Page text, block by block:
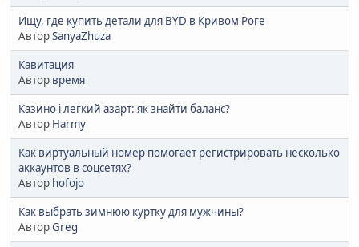
Ищу, где купить детали для BYD в Кривом Роге
АвторSanyaZhuza
Кавитация
Автор время
Казино і легкий азарт: як знайти баланс?
Автор Harmy
Как виртуальный номер помогает регистрировать несколько
аккаунтов в соцсетях?
Автор hofojo
Как выбрать зимнюю куртку для мужчины?
АвторGreg